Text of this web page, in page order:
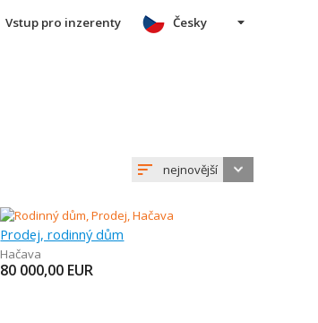
Vstup pro inzerenty Česky
nejnovější
Prodej, rodinný dům
Hačava
80 000,00 EUR